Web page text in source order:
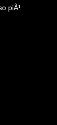
piÃ¹